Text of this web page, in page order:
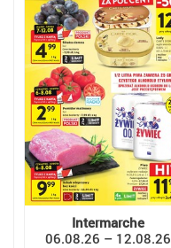
Intermarche
06.08.26 – 12.08.26